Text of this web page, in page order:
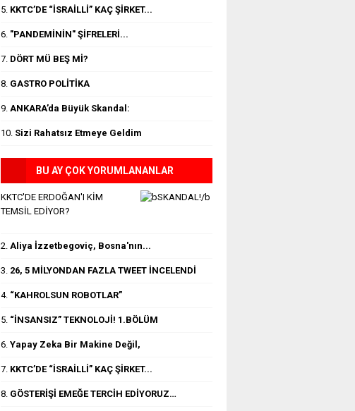
5. KKTC’DE “İSRAİLLİ” KAÇ ŞİRKET...
6. "PANDEMİNİN" ŞİFRELERİ...
7. DÖRT MÜ BEŞ Mİ?
8. GASTRO POLİTİKA
9. ANKARA’da Büyük Skandal:
10. Sizi Rahatsız Etmeye Geldim
BU AY ÇOK YORUMLANANLAR
KKTC'DE ERDOĞAN'I KİM
TEMSİL EDİYOR?
2. Aliya İzzetbegoviç, Bosna'nın...
3. 26, 5 MİLYONDAN FAZLA TWEET İNCELENDİ
4. “KAHROLSUN ROBOTLAR”
5. “İNSANSIZ” TEKNOLOJİ! 1.BÖLÜM
6. Yapay Zeka Bir Makine Değil,
7. KKTC’DE “İSRAİLLİ” KAÇ ŞİRKET...
8. GÖSTERİŞİ EMEĞE TERCİH EDİYORUZ…